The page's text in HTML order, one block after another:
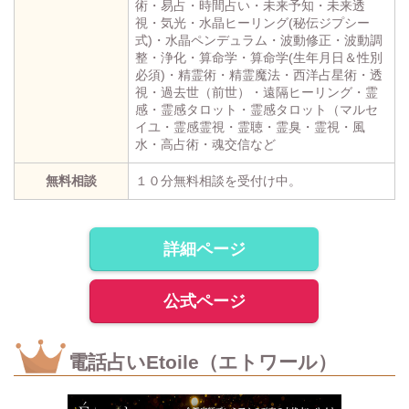
術・易占・時間占い・未来予知・未来透
視・気光・水晶ヒーリング(秘伝ジプシー
式)・水晶ペンデュラム・波動修正・波動調
整・浄化・算命学・算命学(生年月日＆性別
必須)・精霊術・精霊魔法・西洋占星術・透
視・過去世（前世）・遠隔ヒーリング・霊
感・霊感タロット・霊感タロット（マルセ
イユ・霊感霊視・霊聴・霊臭・霊視・風
水・高占術・魂交信など
無料相談 １０分無料相談を受付け中。
詳細ページ
公式ページ
電話占いEtoile（エトワール）